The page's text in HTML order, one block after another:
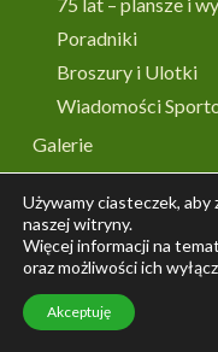
Poradniki
Broszury i Ulotki
Wiadomości
Galerie
Archiwum
© 2026 Krajowe Zrzeszenie
Używamy ciasteczek, aby
naszej witryny.
Więcej informacji na
oraz możliwości ich
Akceptuję